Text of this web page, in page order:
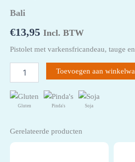
Bali
€13,95 Incl. BTW
Pistolet met varkensfricandeau, tauge
aantal
Toevoegen aan
Gluten Pinda's Soja
Gerelateerde producten